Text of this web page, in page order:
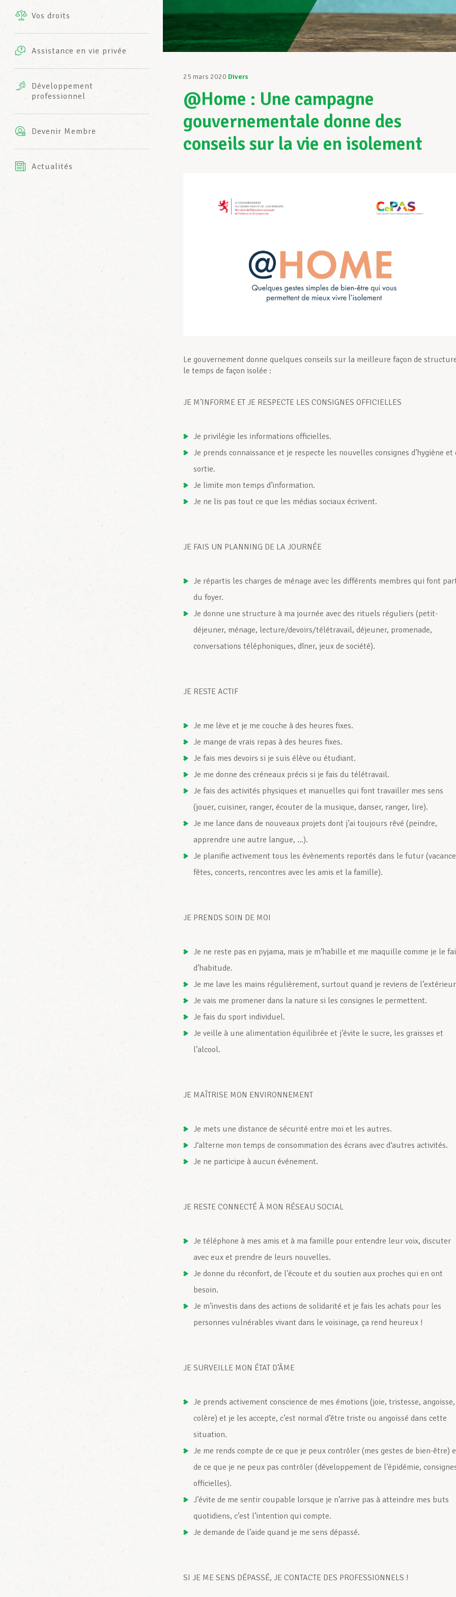
INFO-CENTER
Vos droits
Assistance en vie privée
complémentaires
AXA
Développement
professionnel
Devenir Membre
Actualités
25 mars 2020 Divers
@Home : Une campagne
gouvernementale donne des
conseils sur la vie en isolement
Le gouvernement donne quelques conseils sur la meilleure façon de
le temps de façon isolée :
JE M’INFORME ET JE RESPECTE LES CONSIGNES OFFICIELLES
Je privilégie les informations officielles.
Je prends connaissance et je respecte les nouvelles consignes d’hygiène et
sortie.
Je limite mon temps d’information.
Je ne lis pas tout ce que les médias sociaux écrivent.
JE FAIS UN PLANNING DE LA JOURNÉE
Je répartis les charges de ménage avec les différents membres qui font
du foyer.
Je donne une structure à ma journée avec des rituels réguliers (petit-
déjeuner, ménage, lecture/devoirs/télétravail, déjeuner, promenade,
conversations téléphoniques, dîner, jeux de société).
JE RESTE ACTIF
Je me lève et je me couche à des heures fixes.
Je mange de vrais repas à des heures fixes.
Je fais mes devoirs si je suis élève ou étudiant.
Je me donne des créneaux précis si je fais du télétravail.
Je fais des activités physiques et manuelles qui font travailler mes sens
(jouer, cuisiner, ranger, écouter de la musique, danser, ranger, lire).
Je me lance dans de nouveaux projets dont j’ai toujours rêvé (peindre,
apprendre une autre langue, …).
Je planifie activement tous les évènements reportés dans le futur
fêtes, concerts, rencontres avec les amis et la famille).
JE PRENDS SOIN DE MOI
Je ne reste pas en pyjama, mais je m’habille et me maquille comme je le
d’habitude.
Je me lave les mains régulièrement, surtout quand je reviens de
Je vais me promener dans la nature si les consignes le permettent.
Je fais du sport individuel.
Je veille à une alimentation équilibrée et j’évite le sucre, les graisses et
l’alcool.
JE MAÎTRISE MON ENVIRONNEMENT
Je mets une distance de sécurité entre moi et les autres.
J‘alterne mon temps de consommation des écrans avec d‘autres activités.
Je ne participe à aucun événement.
JE RESTE CONNECTÉ À MON RÉSEAU SOCIAL
Je téléphone à mes amis et à ma famille pour entendre leur voix, discuter
avec eux et prendre de leurs nouvelles.
Je donne du réconfort, de l’écoute et du soutien aux proches qui en ont
besoin.
Je m’investis dans des actions de solidarité et je fais les achats pour les
personnes vulnérables vivant dans le voisinage, ça rend heureux !
JE SURVEILLE MON ÉTAT D’ÂME
Je prends activement conscience de mes émotions (joie, tristesse, angoisse,
colère) et je les accepte, c’est normal d’être triste ou angoissé dans cette
situation.
Je me rends compte de ce que je peux contrôler (mes gestes de bien-être)
de ce que je ne peux pas contrôler (développement de l’épidémie,
officielles).
J’évite de me sentir coupable lorsque je n’arrive pas à atteindre mes buts
quotidiens, c’est l’intention qui compte.
Je demande de l’aide quand je me sens dépassé.
SI JE ME SENS DÉPASSÉ, JE CONTACTE DES PROFESSIONNELS !